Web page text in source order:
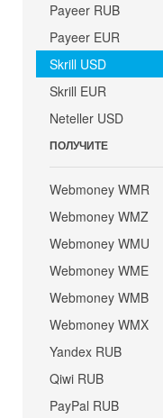
Payeer RUB
Payeer EUR
Skrill USD
Skrill EUR
Neteller USD
ПОЛУЧИТЕ
Webmoney WMR
Webmoney WMZ
Webmoney WMU
Webmoney WME
Webmoney WMB
Webmoney WMX
Yandex RUB
Qiwi RUB
PayPal RUB